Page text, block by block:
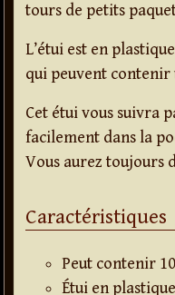
tours de petits
L’étui est en
qui peuvent contenir
Cet étui vous suivra
facilement dans la
Vous aurez toujours
Caractéristiques
Peut contenir
Étui en